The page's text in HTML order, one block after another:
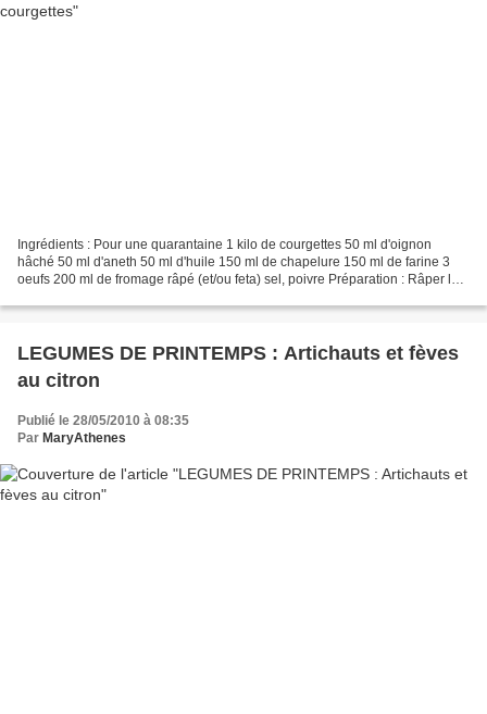
Ingrédients : Pour une quarantaine 1 kilo de courgettes 50 ml d'oignon
hâché 50 ml d'aneth 50 ml d'huile 150 ml de chapelure 150 ml de farine 3
oeufs 200 ml de fromage râpé (et/ou feta) sel, poivre Préparation : Râper les
LEGUMES DE PRINTEMPS : Artichauts et fèves
au citron
Publié le 28/05/2010 à 08:35
Par MaryAthenes